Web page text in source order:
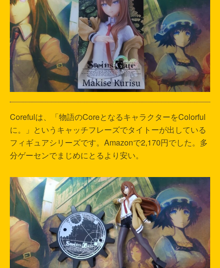
Corefulは、「物語のCoreとなるキャラクターをColorful
に。」というキャッチフレーズでタイトーが出している
フィギュアシリーズです。Amazonで2,170円でした。多
分ゲーセンでまじめにとるより安い。